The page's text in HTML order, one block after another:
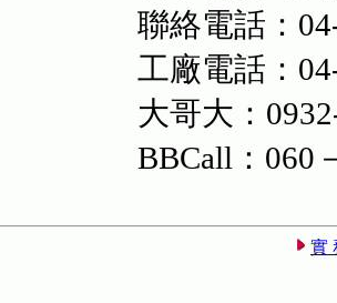
聯絡電話：
工廠電話：
大哥大：
BBCall：060
實